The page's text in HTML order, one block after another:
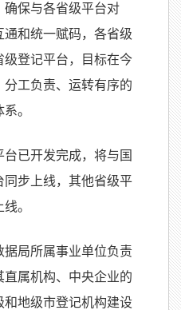
确保与各省级平台对
和统一赋码，各省级
登记平台，目标在今
工负责、运转有序的
。
台已开发完成，将与国
同步上线，其他省级平
。
据局所属事业单位负责
属机构、中央企业的
和地级市登记机构建设